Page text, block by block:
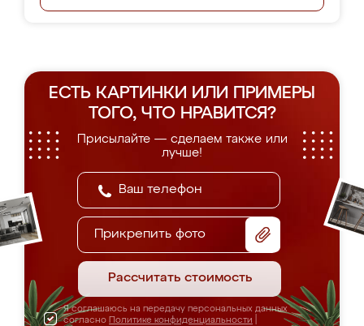
ЕСТЬ КАРТИНКИ ИЛИ ПРИМЕРЫ
ТОГО, ЧТО НРАВИТСЯ?
Присылайте — сделаем также или
лучше!
Прикрепить фото
Рассчитать стоимость
Я соглашаюсь на передачу персональных данных
согласно Политике конфиденциальности